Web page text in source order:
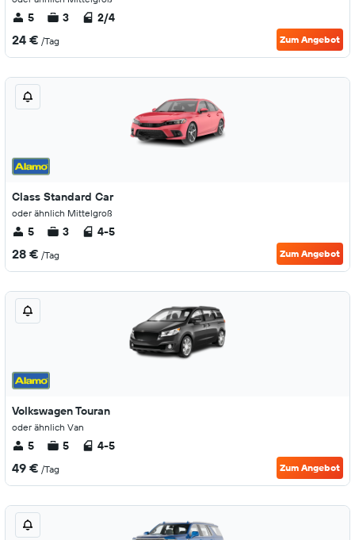
5 3 2/4
24 € /Tag Zum Angebot
Class Standard Car
oder ähnlich Mittelgroß
5 3 4-5
28 € /Tag Zum Angebot
Volkswagen Touran
oder ähnlich Van
5 5 4-5
49 € /Tag Zum Angebot